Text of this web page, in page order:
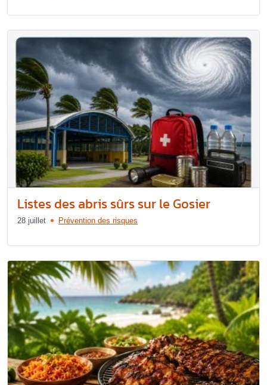
Listes des abris sûrs sur le Gosier
28 juillet Prévention des risques